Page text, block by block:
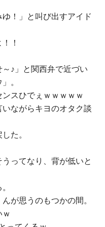
！」と叫び出すアイド
！
～♪」と関西弁で近づい
。
スひでぇｗｗｗｗｗ
ながらキヨのオタク談
た。
ってなり、背が低いと
が思うのもつかの間。